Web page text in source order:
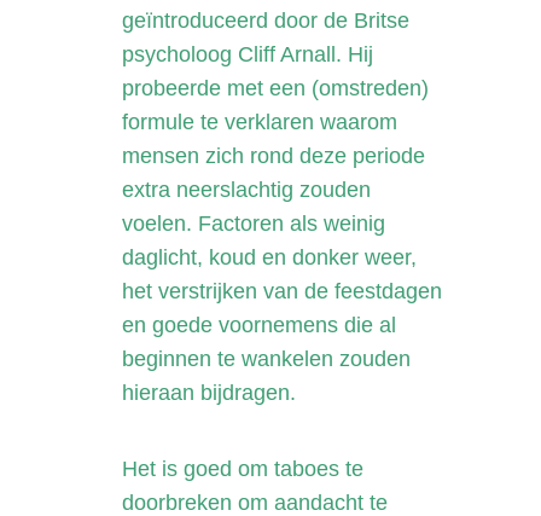
geïntroduceerd door de Britse
psycholoog Cliff Arnall. Hij
probeerde met een (omstreden)
formule te verklaren waarom
mensen zich rond deze periode
extra neerslachtig zouden
voelen. Factoren als weinig
daglicht, koud en donker weer,
het verstrijken van de feestdagen
en goede voornemens die al
beginnen te wankelen zouden
hieraan bijdragen.
Het is goed om taboes te
doorbreken om aandacht te